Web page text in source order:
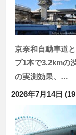
京奈和自動車道
プ1本で3.2kmの
の実測効果、…
2026年7月14日